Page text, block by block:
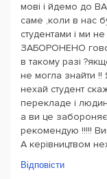
мові і йдемо до
саме ,коли в нас
студентами і ми
ЗАБОРОНЕНО
в такому разі
не могла знайти !!
нехай студент
перекладе і
а ви це
рекомендую !!!!!
А керівництвом
Відповісти